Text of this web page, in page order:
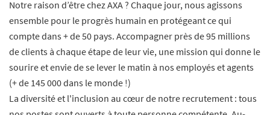
Notre raison d’être chez AXA ? Chaque jour, nous agissons
ensemble pour le progrès humain en protégeant ce qui
compte dans + de 50 pays. Accompagner près de 95 millions
de clients à chaque étape de leur vie, une mission qui donne le
sourire et envie de se lever le matin à nos employés et agents
(+ de 145 000 dans le monde !)
La diversité et l'inclusion au cœur de notre recrutement : tous